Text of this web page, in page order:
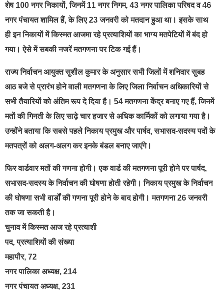
शेष 100 नगर निकायों, जिनमें 11 नगर निगम, 43 नगर पालिका परिषद व 46
नगर पंचायत शामिल हैं, के लिए 23 जनवरी को मतदान हुआ था। इसके साथ
ही इन निकायों में किस्मत आजमा रहे प्रत्याशियों का भाग्य मतपेटियों में बंद हो
गया। ऐसे में सबकी नजरें मतगणना पर टिक गई हैं।
राज्य निर्वाचन आयुक्त सुशील कुमार के अनुसार सभी जिलों में शनिवार सुबह
आठ बजे से प्रारंभ होने वाली मतगणना के लिए जिला निर्वाचन अधिकारियों से
सभी तैयारियों को अंतिम रूप दे दिया है। 54 मतगणना केंद्र बनाए गए हैं, जिनमें
मतों की गिनती के लिए साढ़े चार हजार से अधिक कार्मिकों को लगाया गया है।
उन्होंने बताया कि सबसे पहले निकाय प्रमुख और पार्षद, सभासद-सदस्य पदों के
मतपत्रों को अलग-अलग कर इनके बंडल बनाए जाएंगे।
फिर वार्डवार मतों की गणना होगी। एक वार्ड की मतगणना पूरी होने पर पार्षद,
सभासद-सदस्य के निर्वाचन की घोषणा होती रहेगी। निकाय प्रमुख के निर्वाचन
की घोषणा सभी वार्डों की गणना पूरी होने के बाद होगी। मतगणना 26 जनवरी
तक जा सकती है।
चुनाव में किस्मत आज रहे प्रत्याशी
पद, प्रत्याशियों की संख्या
महापौर, 72
नगर पालिका अध्यक्ष, 214
नगर पंचायत अध्यक्ष, 231